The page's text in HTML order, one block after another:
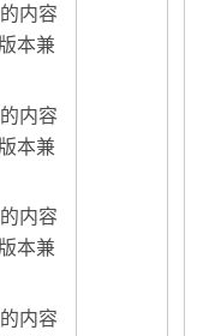
内容
本兼
内容
本兼
内容
本兼
内容